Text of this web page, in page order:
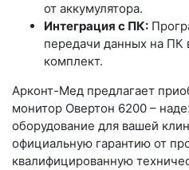
от аккумулятора.
Интеграция с ПК:
передачи данных на ПК
комплект.
Арконт-Мед предлагает
монитор Овертон 6200 –
оборудование для вашей
официальную гарантию от
квалифицированную